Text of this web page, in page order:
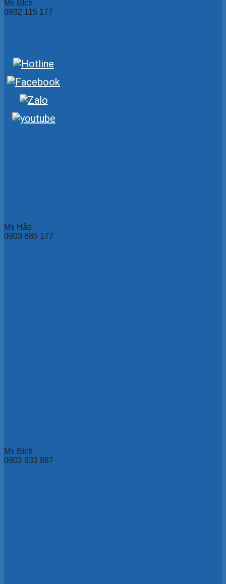
Ms BÍch
0932 115 177
Ms Hảo
0903 885 177
Ms Bích
0902 933 887